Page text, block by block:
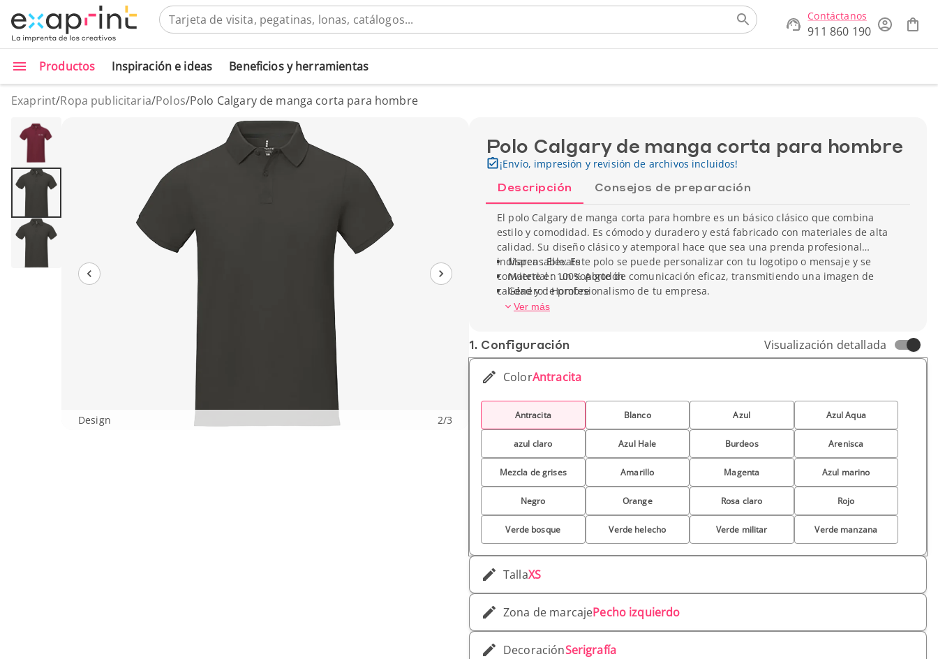
Contáctanos
911 860 190
Productos Inspiración e ideas Beneficios y herramientas
Exaprint/Ropa publicitaria/Polos/Polo Calgary de manga corta para hombre
Design 2/3
Polo Calgary de manga corta para hombre
¡Envío, impresión y revisión de archivos incluidos!
Descripción Consejos de preparación
El polo Calgary de manga corta para hombre es un básico clásico que combina
estilo y comodidad. Es cómodo y duradero y está fabricado con materiales de alta
calidad. Su diseño clásico y atemporal hace que sea una prenda profesional
indispensable. Este polo se puede personalizar con tu logotipo o mensaje y se
convierte en un soporte de comunicación eficaz, transmitiendo una imagen de
calidad y de profesionalismo de tu empresa.
Marca : Elevate
Material : 100% Algodón
Género : Hombre
Tipo de manga : Manga corta
Ver más
1. Conf­iguración Visualización detallada
ColorAntracita
Antracita Blanco Azul Azul Aqua
azul claro Azul Hale Burdeos Arenisca
Mezcla de grises Amarillo Magenta Azul marino
Negro Orange Rosa claro Rojo
Verde bosque Verde helecho Verde militar Verde manzana
TallaXS
Zona de marcajePecho izquierdo
DecoraciónSerigrafía